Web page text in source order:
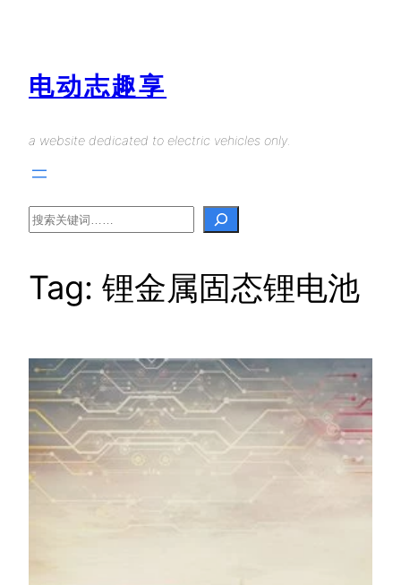
电动志趣享
a website dedicated to electric vehicles only.
Search
Tag: 锂金属固态锂电池